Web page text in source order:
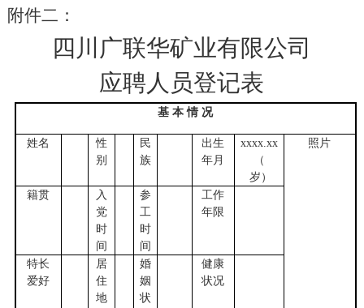
附件二：
四川广联华矿业有限公司
应聘人员登记表
基 本 情 况
姓名
性
别
民
族
出生
年月
xxxx.xx
（
岁）
照片
籍贯
入
党
时
间
参
工
时
间
工作
年限
特长
爱好
居
住
地
婚
姻
状
健康
状况